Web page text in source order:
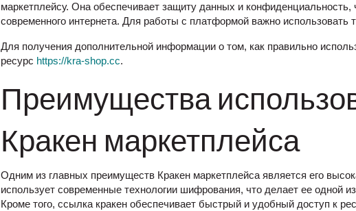
маркетплейсу. Она обеспечивает защиту данных и конфиденциальность,
современного интернета. Для работы с платформой важно использовать
Для получения дополнительной информации о том, как правильно
ресурс https://kra-shop.cc.
Преимущества
Кракен маркетплейса
Одним из главных преимуществ Кракен маркетплейса является его
использует современные технологии шифрования, что делает ее одной
Кроме того, ссылка кракен обеспечивает быстрый и удобный доступ к